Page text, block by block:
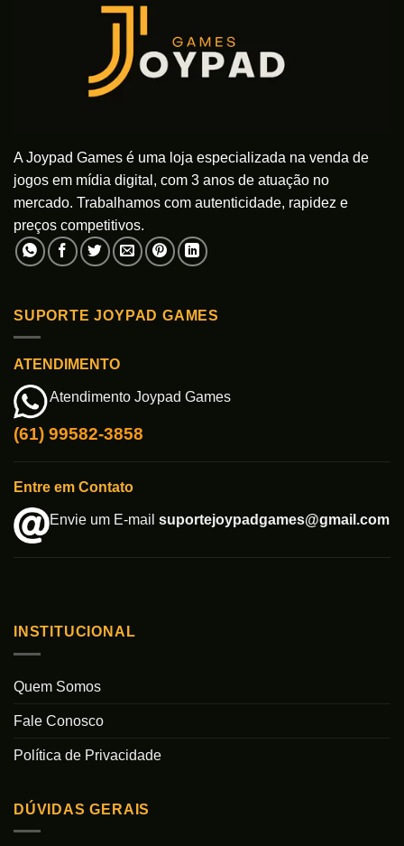
escolhidas
na
A Joypad Games é uma loja especializada na venda de
jogos em mídia digital, com 3 anos de atuação no
mercado. Trabalhamos com autenticidade, rapidez e
preços competitivos.
SUPORTE JOYPAD GAMES
ATENDIMENTO
Atendimento Joypad Games
(61) 99582-3858
Entre em Contato
Envie um E-mail suportejoypadgames@gmail.com
INSTITUCIONAL
Quem Somos
Fale Conosco
Política de Privacidade
DÚVIDAS GERAIS